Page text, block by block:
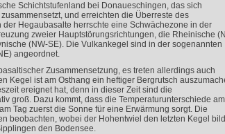
Schichtstufenland bei Donaueschingen, das sich
und erreichten die Überreste des
der Hegaubasalte herrschte eine Schwächezone in der
zweier Hauptstörungsrichtungen, die Rheinische
(NW-SE). Die Vulkankegel sind in der sogenannten
angeordnet.
Zusammensetzung, es treten allerdings auch
Kegel ist am Osthang ein heftiger Bergrutsch
ereignet hat, denn in dieser Zeit sind die
groß. Dazu kommt, dass die Temperaturunterschiede am
Tag zuerst die Sonne für eine Erwärmung sorgt. Die
beobachten, wobei der Hohentwiel den letzten Kegel
den Bodensee.